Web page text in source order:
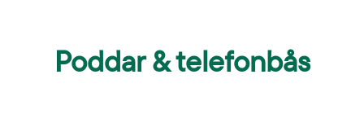
Poddar & telefonbås